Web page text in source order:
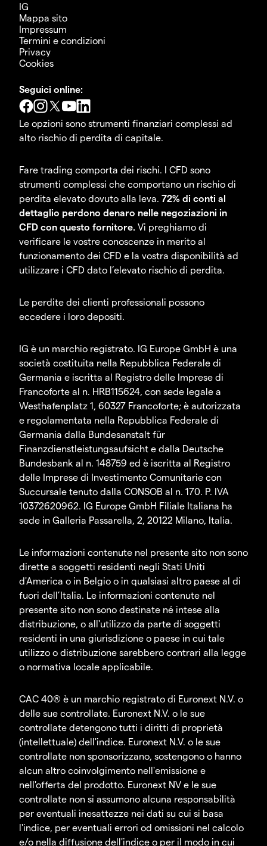
IG
Mappa sito
Impressum
Termini e condizioni
Privacy
Cookies
Seguici online:
Le opzioni sono strumenti finanziari complessi ad
alto rischio di perdita di capitale.
Fare trading comporta dei rischi. I CFD sono
strumenti complessi che comportano un rischio di
perdita elevato dovuto alla leva. 72% di conti al
dettaglio perdono denaro nelle negoziazioni in
CFD con questo fornitore. Vi preghiamo di
verificare le vostre conoscenze in merito al
funzionamento dei CFD e la vostra disponibilità ad
utilizzare i CFD dato l’elevato rischio di perdita.
Le perdite dei clienti professionali possono
eccedere i loro depositi.
IG è un marchio registrato. IG Europe GmbH è una
società costituita nella Repubblica Federale di
Germania e iscritta al Registro delle Imprese di
Francoforte al n. HRB115624, con sede legale a
Westhafenplatz 1, 60327 Francoforte; è autorizzata
e regolamentata nella Repubblica Federale di
Germania dalla Bundesanstalt für
Finanzdienstleistungsaufsicht e dalla Deutsche
Bundesbank al n. 148759 ed è iscritta al Registro
delle Imprese di Investimento Comunitarie con
Succursale tenuto dalla CONSOB al n. 170. P. IVA
10372620962. IG Europe GmbH Filiale Italiana ha
sede in Galleria Passarella, 2, 20122 Milano, Italia.
Le informazioni contenute nel presente sito non sono
dirette a soggetti residenti negli Stati Uniti
d'America o in Belgio o in qualsiasi altro paese al di
fuori dell’Italia. Le informazioni contenute nel
presente sito non sono destinate né intese alla
distribuzione, o all'utilizzo da parte di soggetti
residenti in una giurisdizione o paese in cui tale
utilizzo o distribuzione sarebbero contrari alla legge
o normativa locale applicabile.
CAC 40® è un marchio registrato di Euronext N.V. o
delle sue controllate. Euronext N.V. o le sue
controllate detengono tutti i diritti di proprietà
(intellettuale) dell'indice. Euronext N.V. o le sue
controllate non sponsorizzano, sostengono o hanno
alcun altro coinvolgimento nell'emissione e
nell'offerta del prodotto. Euronext NV e le sue
controllate non si assumono alcuna responsabilità
per eventuali inesattezze nei dati su cui si basa
l'indice, per eventuali errori od omissioni nel calcolo
e/o nella diffusione dell'indice o per il modo in cui